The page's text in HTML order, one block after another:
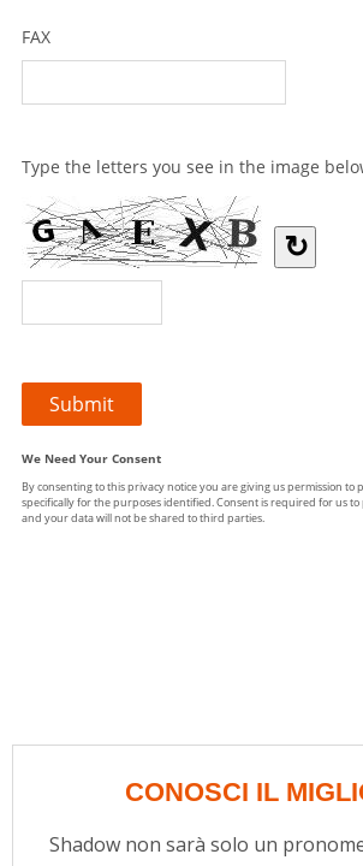
CONOSCI IL
Shadow non sarà solo un